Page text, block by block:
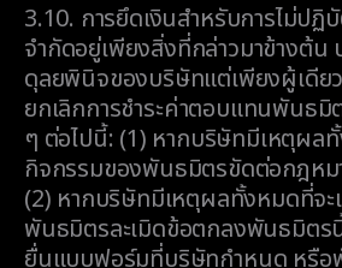
3.10. การยึดเงินสำหรับการไม่ปฏิ
จำกัดอยู่เพียงสิ่งที่กล่าวมาข้างต้น
ดุลยพินิจของบริษัทแต่เพียงผู้เดีย
ยกเลิกการชำระค่าตอบแทนพันธมิ
ๆ ต่อไปนี้: (1) หากบริษัทมีเหตุผลทั้
กิจกรรมของพันธมิตรขัดต่อกฎหม
(2) หากบริษัทมีเหตุผลทั้งหมดที่จะ
พันธมิตรละเมิดข้อตกลงพันธมิตร
ยื่นแบบฟอร์มที่บริษัทกำหนด หรือ